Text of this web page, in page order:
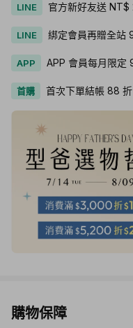
LINE 官方新好友送
LINE 綁定會員再贈全站
APP APP 會員每月限定
首購 首次下單結帳 88 折
購物保障